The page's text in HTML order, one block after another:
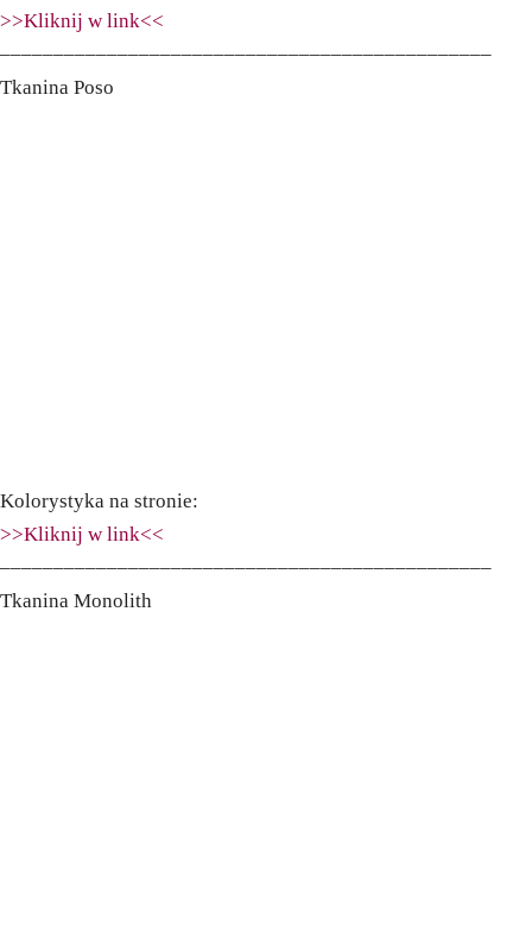
>>Kliknij w link<<
––––––––––––––––––––––––––––––––––––––––––––––
Tkanina Poso
Kolorystyka na stronie:
>>Kliknij w link<<
––––––––––––––––––––––––––––––––––––––––––––––
Tkanina Monolith